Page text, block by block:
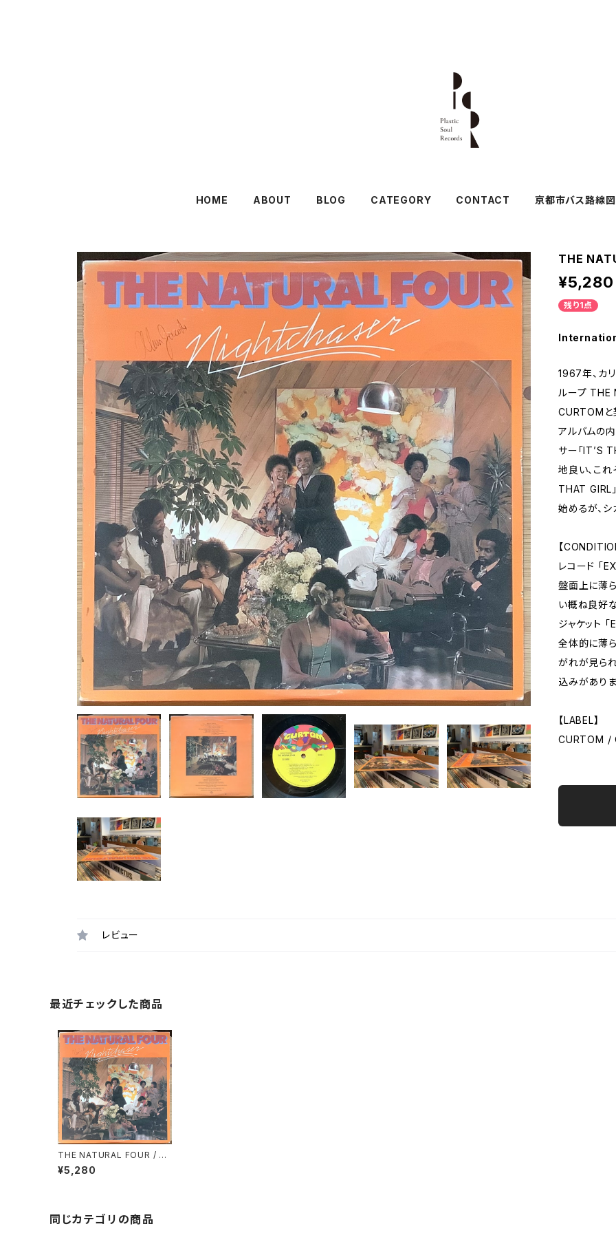
HOME ABOUT BLOG CATEGORY CONTACT 京都市バス路線図
THE
¥5,280
残り1点
1967年、カ
ループ THE
CURTOMと
アルバムの
サー「IT’S
地良い、こ
THAT GIRL
始めるが、
【
レコード 「EX
盤面上に薄
い概ね良好
ジャケット 「
全体的に薄
がれが見ら
込みがありま
【LABEL】
CURTOM /
レビュー
最近チェックした商品
THE NATURAL FOUR / NI
GHTCHASER
¥5,280
同じカテゴリの商品